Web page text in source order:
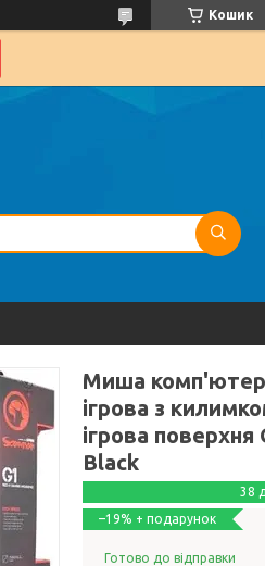
Кошик
Миша
ігрова з
ігрова поверхня
Black
38
–19%
Готово до відправки